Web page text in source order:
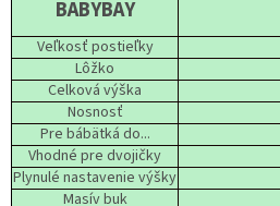
BABYBAY
Veľkosť postieľky
Lôžko
Celková výška
Nosnosť
Pre bábätká do...
Vhodné pre dvojičky
Plynulé nastavenie výšky
Masív buk